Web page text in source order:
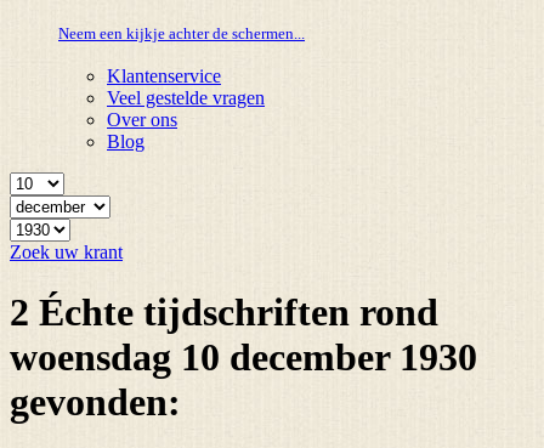
Neem een kijkje achter de schermen...
Klantenservice
Veel gestelde vragen
Over ons
Blog
Zoek uw krant
2 Échte tijdschriften rond
woensdag 10 december 1930
gevonden: